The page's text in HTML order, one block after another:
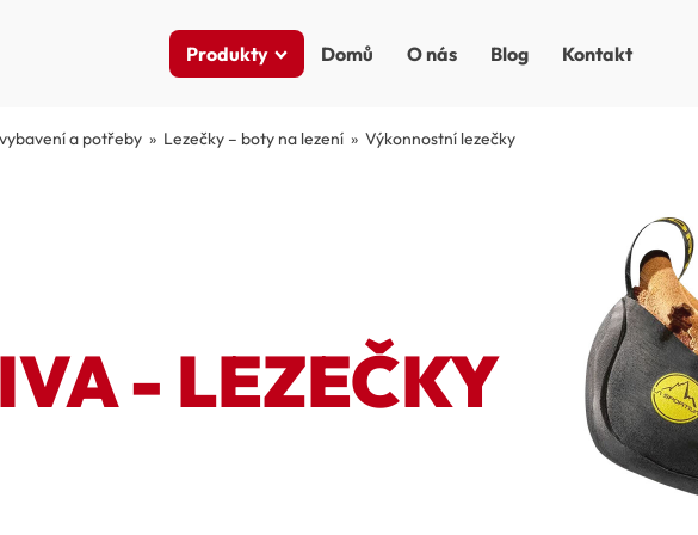
Produkty Domů O nás Blog Kontakt
a potřeby » Lezečky – boty na lezení » Výkonnostní lezečky
- LEZEČKY